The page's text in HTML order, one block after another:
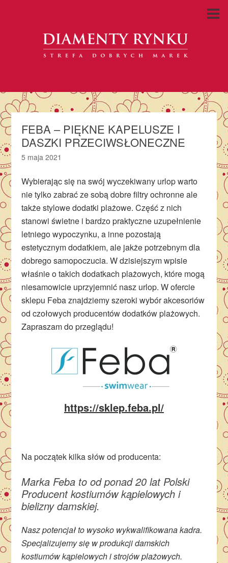
FEBA – PIĘKNE KAPELUSZE I
DASZKI PRZECIWSŁONECZNE
5 maja 2021
Wybierając się na swój wyczekiwany urlop warto
nie tylko zabrać ze sobą dobre filtry ochronne ale
także stylowe dodatki plażowe. Część z nich
stanowi świetne i bardzo praktyczne uzupełnienie
letniego wypoczynku, a inne pozostają
estetycznym dodatkiem, ale jakże potrzebnym dla
dobrego samopoczucia. W dzisiejszym wpisie
właśnie o takich dodatkach plażowych, które mogą
niesamowicie uprzyjemnić nasz urlop. W ofercie
sklepu Feba znajdziemy szeroki wybór akcesoriów
od czołowych producentów dodatków plażowych.
Zapraszam do przeglądu!
https://sklep.feba.pl/
Na początek kilka słów od producenta:
Marka Feba to od ponad 20 lat Polski
Producent kostiumów kąpielowych i
bielizny damskiej.
Nasz potencjał to wysoko wykwalifikowana kadra.
Specjalizujemy się w produkcji damskich
kostiumów kąpielowych i strojów plażowych.